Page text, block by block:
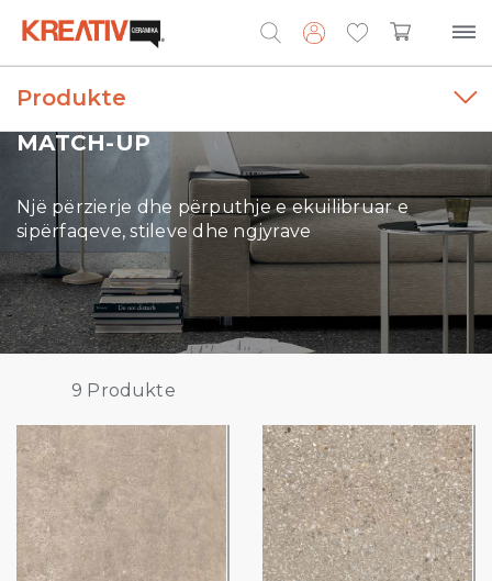
Search
for:
MATCH-UP
Një përzierje dhe përputhje e ekuilibruar e
sipërfaqeve, stileve dhe ngjyrave
Produkte
9 Produkte